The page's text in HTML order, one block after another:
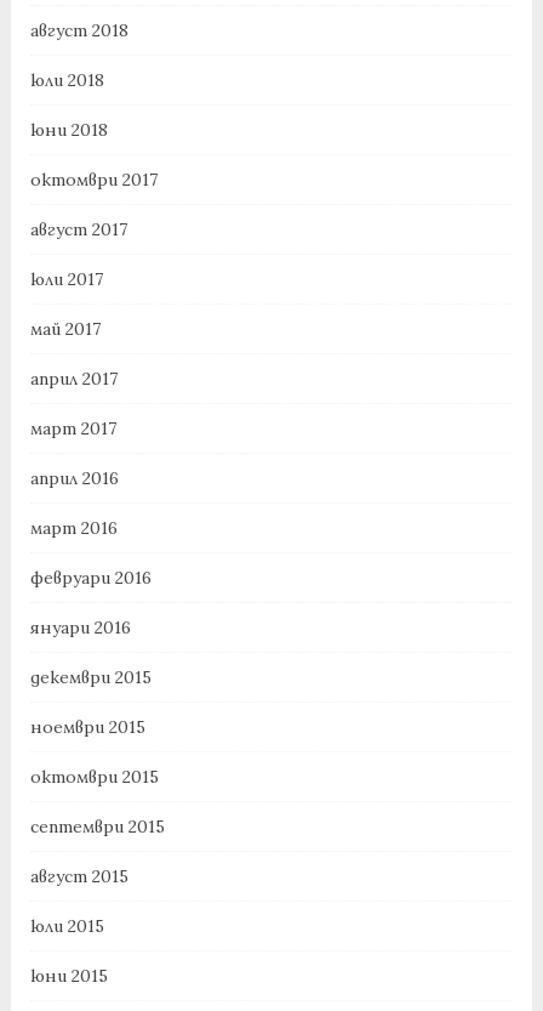
август 2018
юли 2018
юни 2018
октомври 2017
август 2017
юли 2017
май 2017
април 2017
март 2017
април 2016
март 2016
февруари 2016
януари 2016
декември 2015
ноември 2015
октомври 2015
септември 2015
август 2015
юли 2015
юни 2015